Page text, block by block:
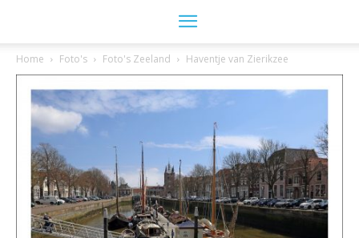
Home Foto's Foto's Zeeland Haventje van Zierikzee